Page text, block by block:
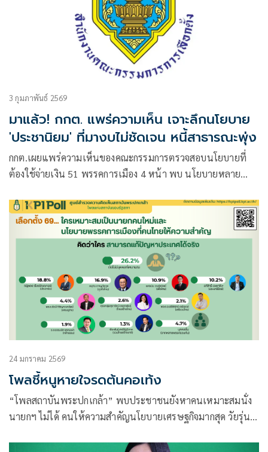
3 กุมภาพันธ์ 2569
มาแล้ว! กกต. แพร่ความเห็น เจาะลึกนโยบาย
'ประชานิยม' ที่มางบไม่ชัดเจน หนี้สาธารณะพุ่ง
กกต.เผยแพร่ความเห็นของคณะกรรมการตรวจสอบนโยบายที่
ต้องใช้จ่ายเงิน 51 พรรคการเมือง 4 หน้า พบ นโยบายหลาย
เสี่ยงกระทบวินัยการเงินการคลังประเทศ หนี้สาธารณะพุ่ง
24 มกราคม 2569
โพลชี้หนูหายใจรดต้นคอเท้ง
“โพลสถาบันพระปกเกล้า” พบประชาชนยังหาคนเหมาะสมนั่ง
นายกฯ ไม่ได้ คนให้ความสำคัญนโยบายเศรษฐกิจมากสุด วัยรุ่น